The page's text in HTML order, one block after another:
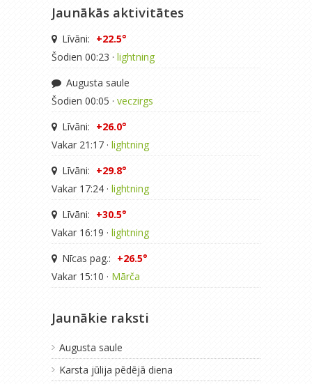
Jaunākās aktivitātes
Līvāni: +22.5°
Šodien 00:23 · lightning
Augusta saule
Šodien 00:05 · veczirgs
Līvāni: +26.0°
Vakar 21:17 · lightning
Līvāni: +29.8°
Vakar 17:24 · lightning
Līvāni: +30.5°
Vakar 16:19 · lightning
Nīcas pag.: +26.5°
Vakar 15:10 · Mārča
Jaunākie raksti
Augusta saule
Karsta jūlija pēdējā diena